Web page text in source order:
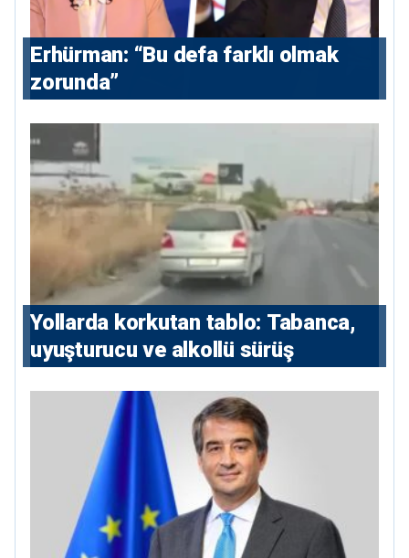
Erhürman: “Bu defa farklı olmak
zorunda”
Yollarda korkutan tablo: Tabanca,
uyuşturucu ve alkollü sürüş